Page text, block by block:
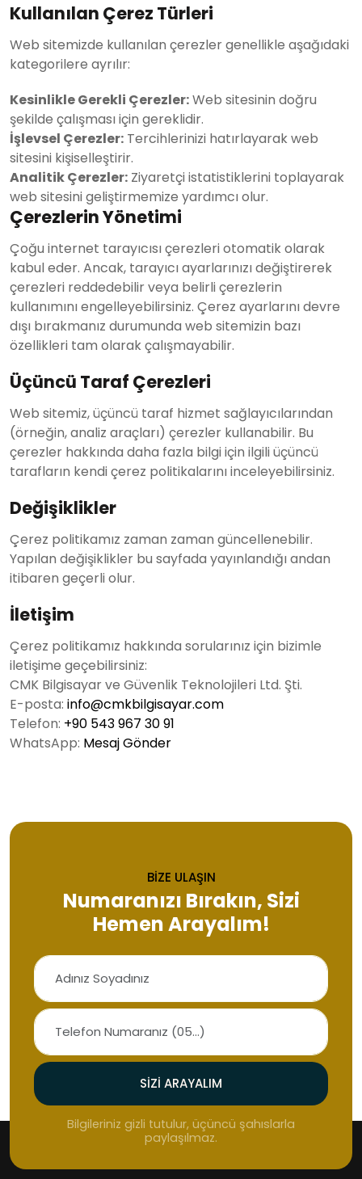
Kullanılan Çerez Türleri
Web sitemizde kullanılan çerezler genellikle aşağıdaki
kategorilere ayrılır:
Kesinlikle Gerekli Çerezler:Web sitesinin doğru
şekilde çalışması için gereklidir.
İşlevsel Çerezler: Tercihlerinizi hatırlayarak web
sitesini kişiselleştirir.
Analitik Çerezler: Ziyaretçi istatistiklerini toplayarak
web sitesini geliştirmemize yardımcı olur.
Çerezlerin Yönetimi
Çoğu internet tarayıcısı çerezleri otomatik olarak
kabul eder. Ancak, tarayıcı ayarlarınızı değiştirerek
çerezleri reddedebilir veya belirli çerezlerin
kullanımını engelleyebilirsiniz. Çerez ayarlarını devre
dışı bırakmanız durumunda web sitemizin bazı
özellikleri tam olarak çalışmayabilir.
Üçüncü Taraf Çerezleri
Web sitemiz, üçüncü taraf hizmet sağlayıcılarından
(örneğin, analiz araçları) çerezler kullanabilir. Bu
çerezler hakkında daha fazla bilgi için ilgili üçüncü
tarafların kendi çerez politikalarını inceleyebilirsiniz.
Değişiklikler
Çerez politikamız zaman zaman güncellenebilir.
Yapılan değişiklikler bu sayfada yayınlandığı andan
itibaren geçerli olur.
İletişim
Çerez politikamız hakkında sorularınız için bizimle
iletişime geçebilirsiniz:
CMK Bilgisayar ve Güvenlik Teknolojileri Ltd. Şti.
E-posta: info@cmkbilgisayar.com
Telefon: +90 543 967 30 91
WhatsApp: Mesaj Gönder
BİZE ULAŞIN
Numaranızı Bırakın, Sizi
Hemen Arayalım!
SIZI ARAYALIM
Bilgileriniz gizli tutulur, üçüncü şahıslarla
paylaşılmaz.